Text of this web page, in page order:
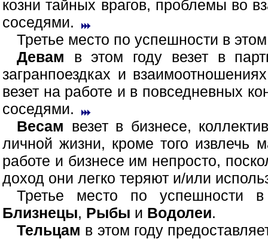
козни тайных врагов, проблемы во
соседями.
Третье место по успешности в
Девам в этом году везет в
загранпоездках и
везет на работе и в повседневных
соседями.
Весам везет в бизнесе,
личной жизни, кроме того извлечь
работе и бизнесе им непросто,
доход они легко теряют и/или
Третье место по успешности
Близнецы, Рыбы и Водолеи.
Тельцам в этом году